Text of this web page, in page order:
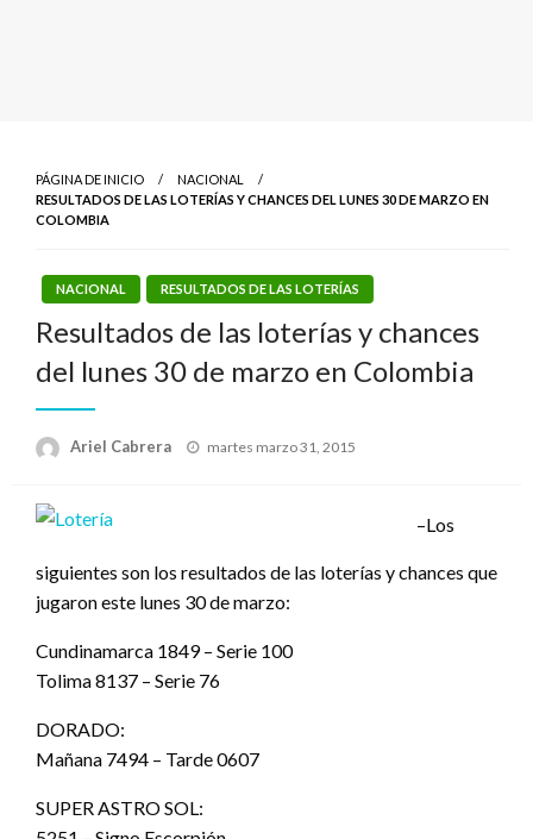
PÁGINA DE INICIO
NACIONAL
RESULTADOS DE LAS LOTERÍAS Y CHANCES DEL LUNES 30 DE MARZO EN
COLOMBIA
NACIONAL RESULTADOS DE LAS LOTERÍAS
Resultados de las loterías y chances
del lunes 30 de marzo en Colombia
Ariel Cabrera
Publicado
martes marzo 31, 2015
–Los
siguientes son los resultados de las loterías y chances que
jugaron este lunes 30 de marzo:
Cundinamarca 1849 – Serie 100
Tolima 8137 – Serie 76
DORADO:
Mañana 7494 – Tarde 0607
SUPER ASTRO SOL: